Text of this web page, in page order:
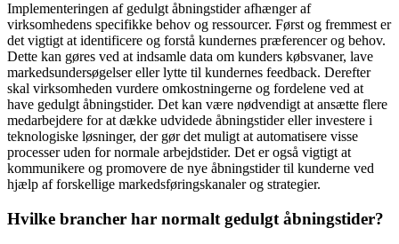
Implementeringen af gedulgt åbningstider afhænger af
virksomhedens specifikke behov og ressourcer. Først og fremmest er
det vigtigt at identificere og forstå kundernes præferencer og behov.
Dette kan gøres ved at indsamle data om kunders købsvaner, lave
markedsundersøgelser eller lytte til kundernes feedback. Derefter
skal virksomheden vurdere omkostningerne og fordelene ved at
have gedulgt åbningstider. Det kan være nødvendigt at ansætte flere
medarbejdere for at dække udvidede åbningstider eller investere i
teknologiske løsninger, der gør det muligt at automatisere visse
processer uden for normale arbejdstider. Det er også vigtigt at
kommunikere og promovere de nye åbningstider til kunderne ved
hjælp af forskellige markedsføringskanaler og strategier.
Hvilke brancher har normalt gedulgt åbningstider?